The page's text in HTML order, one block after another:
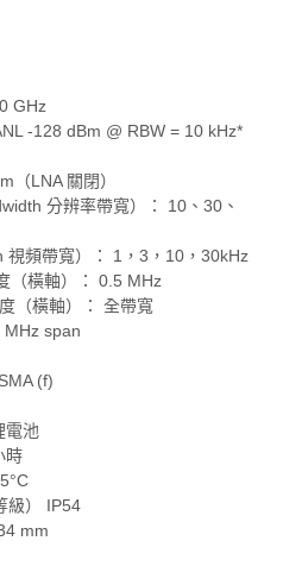
GHz
-128 dBm @ RBW = 10 kHz*
（LNA 關閉）
分辨率帶寬）： 10、30、
視頻帶寬）： 1，3，10，30kHz
（橫軸）： 0.5 MHz
（橫軸）： 全帶寬
span
(f)
電池
時
級） IP54
mm